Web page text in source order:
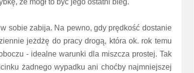
sobie zabija. Na pewno, gdy prędkość dostanie
jeżdżę do pracy drogą, która ok. rok temu
- idealne warunki dla miszcza prostej. Tak
żadnego wypadku ani choćby najmniejszej